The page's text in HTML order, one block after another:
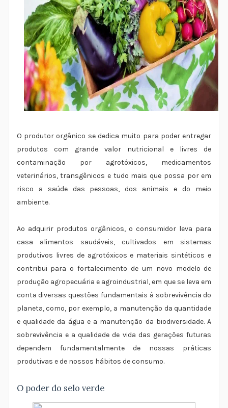
O produtor orgânico se dedica muito para poder entregar
produtos com grande valor nutricional e livres de
contaminação por agrotóxicos, medicamentos
veterinários, transgênicos e tudo mais que possa por em
risco a saúde das pessoas, dos animais e do meio
ambiente.
Ao adquirir produtos orgânicos, o consumidor leva para
casa alimentos saudáveis, cultivados em sistemas
produtivos livres de agrotóxicos e materiais sintéticos e
contribui para o fortalecimento de um novo modelo de
produção agropecuária e agroindustrial, em que se leva em
conta diversas questões fundamentais à sobrevivência do
planeta, como, por exemplo, a manutenção da quantidade
e qualidade da água e a manutenção da biodiversidade. A
sobrevivência e a qualidade de vida das gerações futuras
dependem fundamentalmente de nossas práticas
produtivas e de nossos hábitos de consumo.
O poder do selo verde